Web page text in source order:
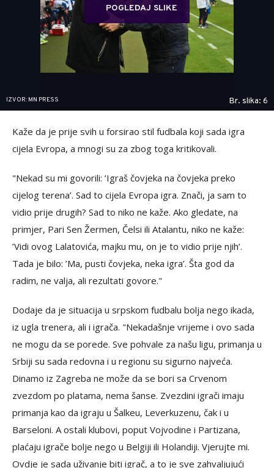
POGLEDAJ SLIKE
IZVOR: MN PRESS Br. slika: 6
Kaže da je prije svih u forsirao stil fudbala koji sada igra
cijela Evropa, a mnogi su za zbog toga kritikovali.
"Nekad su mi govorili: ’Igraš čovjeka na čovjeka preko
cijelog terena’. Sad to cijela Evropa igra. Znači, ja sam to
vidio prije drugih? Sad to niko ne kaže. Ako gledate, na
primjer, Pari Sen Žermen, Čelsi ili Atalantu, niko ne kaže:
’Vidi ovog Lalatovića, majku mu, on je to vidio prije njih’.
Tada je bilo: ’Ma, pusti čovjeka, neka igra’. Šta god da
radim, ne valja, ali rezultati govore."
Dodaje da je situacija u srpskom fudbalu bolja nego ikada,
iz ugla trenera, ali i igrača. "Nekadašnje vrijeme i ovo sada
ne mogu da se porede. Sve pohvale za našu ligu, primanja u
Srbiji su sada redovna i u regionu su sigurno najveća.
Dinamo iz Zagreba ne može da se bori sa Crvenom
zvezdom po platama, nema šanse. Zvezdini igrači imaju
primanja kao da igraju u Šalkeu, Leverkuzenu, čak i u
Barseloni. A ostali klubovi, poput Vojvodine i Partizana,
plaćaju igrače bolje nego u Belgiji ili Holandiji. Vjerujte mi.
Ovdje je sada uživanje biti igrač, a to je sve zahvaljujući